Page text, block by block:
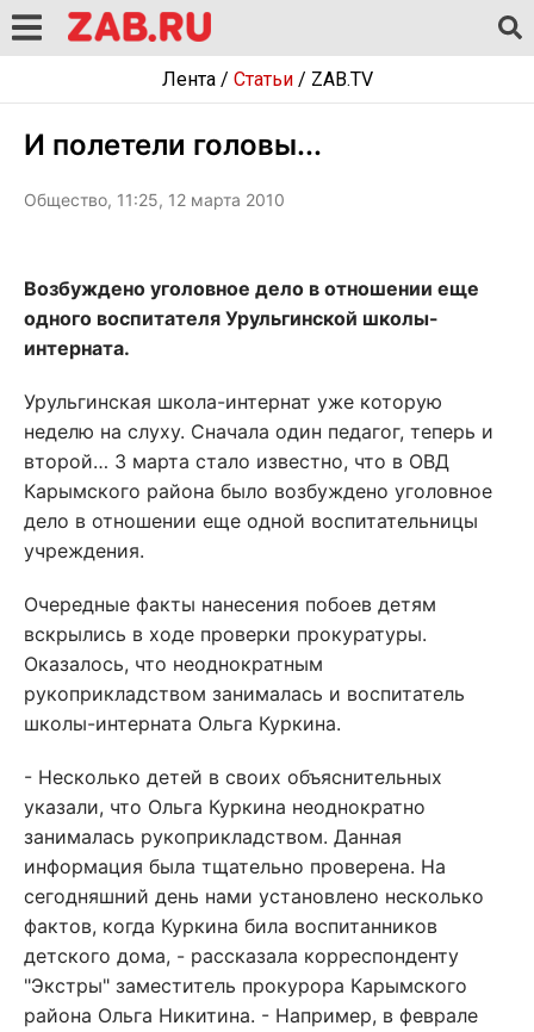
Лента/ Статьи/ ZAB.TV
И полетели головы...
Общество, 11:25, 12 марта 2010
Возбуждено уголовное дело в отношении еще
одного воспитателя Урульгинской школы-
интерната.
Урульгинская школа-интернат уже которую
неделю на слуху. Сначала один педагог, теперь и
второй… 3 марта стало известно, что в ОВД
Карымского района было возбуждено уголовное
дело в отношении еще одной воспитательницы
учреждения.
Очередные факты нанесения побоев детям
вскрылись в ходе проверки прокуратуры.
Оказалось, что неоднократным
рукоприкладством занималась и воспитатель
школы-интерната Ольга Куркина.
- Несколько детей в своих объяснительных
указали, что Ольга Куркина неоднократно
занималась рукоприкладством. Данная
информация была тщательно проверена. На
сегодняшний день нами установлено несколько
фактов, когда Куркина била воспитанников
детского дома, - рассказала корреспонденту
"Экстры" заместитель прокурора Карымского
района Ольга Никитина. - Например, в феврале